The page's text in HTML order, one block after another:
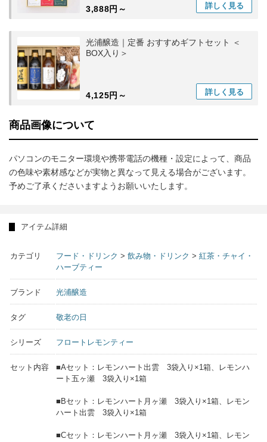
3,888円～ 詳しく 見る
光浦醸造｜定番 おすすめギフトセット ＜
BOX入り＞
4,125円～ 詳しく 見る
商品画像について
パソコンのモニター環境や携帯電話の機種・設定によって、商品
の色味や素材感などが実物と異なって見える場合がございます。
予めご了承くださいますようお願いいたします。
アイテム詳細
カテゴリ フード・ドリンク > 飲み物・ドリンク > 紅茶・チャイ・
ハーブティー
ブランド 光浦醸造
タグ 敬老の日
シリーズ フロートレモンティー
セット内容
■Aセット：レモンハート出雲 3袋入り×1箱、レモンハ
ート五ヶ瀬 3袋入り×1箱
■Bセット：レモンハート月ヶ瀬 3袋入り×1箱、レモン
ハート出雲 3袋入り×1箱
■Cセット：レモンハート月ヶ瀬 3袋入り×1箱、レモン